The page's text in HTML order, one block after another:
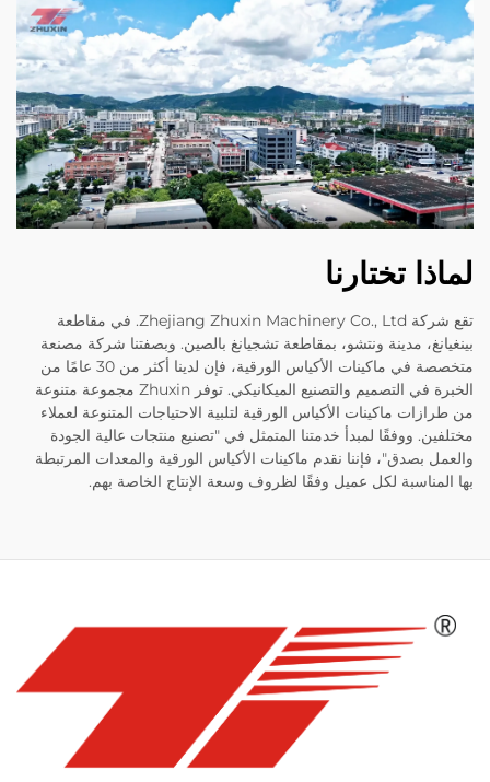
لماذا تختارنا
تقع شركة Zhejiang Zhuxin Machinery Co., Ltd. في مقاطعة
بينغيانغ، مدينة ونتشو، بمقاطعة تشجيانغ بالصين. وبصفتنا شركة مصنعة
متخصصة في ماكينات الأكياس الورقية، فإن لدينا أكثر من 30 عامًا من
الخبرة في التصميم والتصنيع الميكانيكي. توفر Zhuxin مجموعة متنوعة
من طرازات ماكينات الأكياس الورقية لتلبية الاحتياجات المتنوعة لعملاء
مختلفين. ووفقًا لمبدأ خدمتنا المتمثل في "تصنيع منتجات عالية الجودة
والعمل بصدق"، فإننا نقدم ماكينات الأكياس الورقية والمعدات المرتبطة
بها المناسبة لكل عميل وفقًا لظروف وسعة الإنتاج الخاصة بهم.